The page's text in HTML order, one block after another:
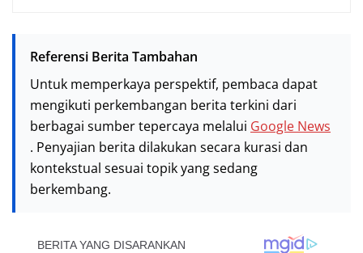
Referensi Berita Tambahan
Untuk memperkaya perspektif, pembaca dapat
mengikuti perkembangan berita terkini dari
berbagai sumber tepercaya melalui Google News
. Penyajian berita dilakukan secara kurasi dan
kontekstual sesuai topik yang sedang
berkembang.